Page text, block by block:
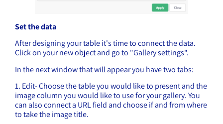
Set the data
After designing your table it's time to connect the data.
Click on your new object and go to "Gallery settings".
In the next window that will appear you have two tabs:
1. Edit- Choose the table you would like to present and the
image column you would like to use for your gallery. You
can also connect a URL field and choose if and from where
to take the image title.